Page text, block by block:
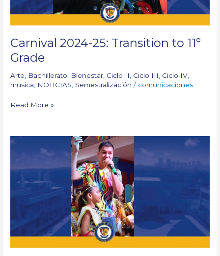
Carnival 2024-25: Transition to 11°
Grade
Arte Bachillerato Bienestar Ciclo II Ciclo III Ciclo IV
musica
NOTICIAS Semestralización / comunicaciones
Read More »
Our
2025